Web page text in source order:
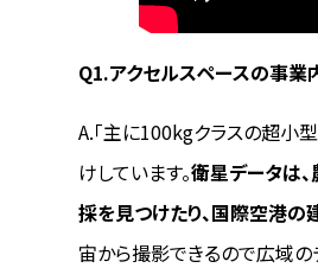
Q1.アクセルスペースの事業
A.「主に100kgクラスの超小
けしています。衛星データは
採を見つけたり、国際空港の
宙から撮影できるので広域